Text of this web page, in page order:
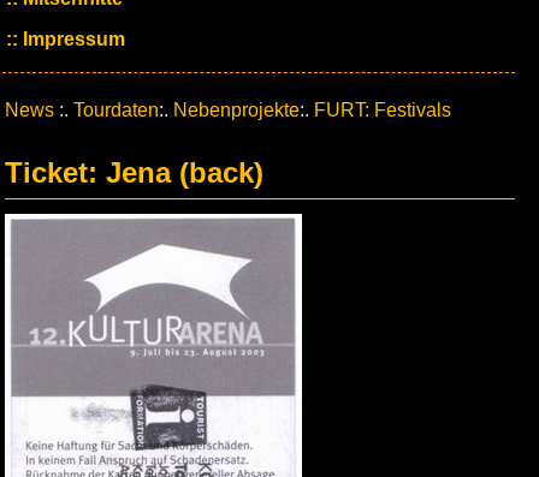
Impressum
News :. Tourdaten:. Nebenprojekte:. FURT: Festivals
Ticket: Jena (back)